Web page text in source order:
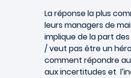
La réponse la plus
leurs managers de
implique de la part
/ veut pas être un
comment répondre
aux incertitudes et